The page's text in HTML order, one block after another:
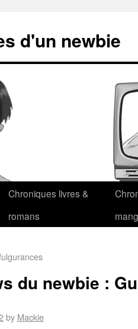
d'un newbie
Chroniques livres &
romans
du newbie :
by Mackie